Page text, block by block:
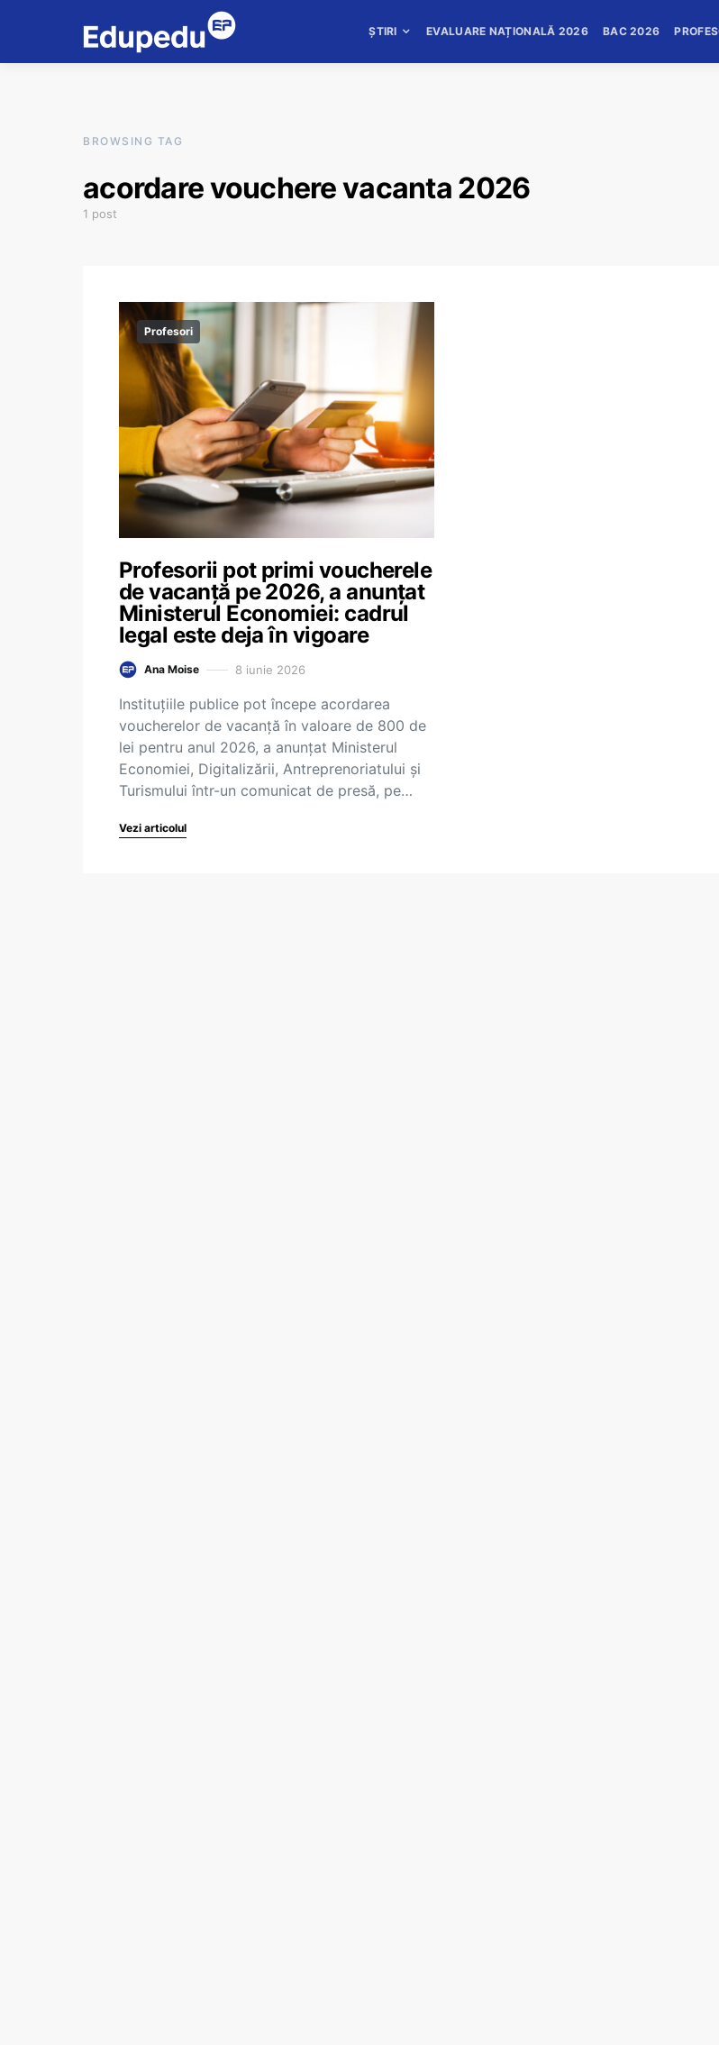
ȘTIRI EVALUARE NAȚIONALĂ 2026 BAC 2026
BROWSING TAG
acordare vouchere vacanta 2026
1 post
Profesori
Profesorii pot primi voucherele
de vacanță pe 2026, a anunțat
Ministerul Economiei: cadrul
legal este deja în vigoare
Ana Moise 8 iunie 2026
Instituțiile publice pot începe acordarea
voucherelor de vacanță în valoare de 800 de
lei pentru anul 2026, a anunțat Ministerul
Economiei, Digitalizării, Antreprenoriatului și
Turismului într-un comunicat de presă, pe…
Vezi articolul